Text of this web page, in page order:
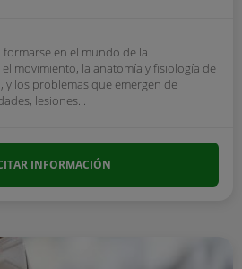
en el mundo de la
movimiento, la anatomía y fisiología de
y los problemas que emergen de
lesiones...
INFORMACIÓN